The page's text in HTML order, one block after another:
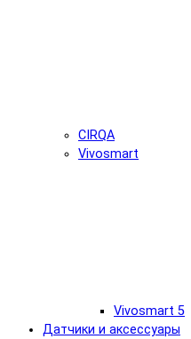
CIRQA
Vivosmart
Vivosmart 5
Датчики и аксессуары